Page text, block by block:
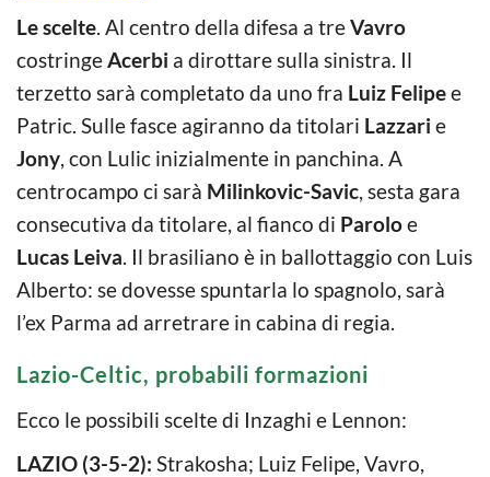
Le scelte. Al centro della difesa a treVavro
costringeAcerbi a dirottare sulla sinistra. Il
terzetto sarà completato da uno fra Luiz Felipee
Patric. Sulle fasce agiranno da titolari Lazzari e
Jony, con Lulic inizialmente in panchina. A
centrocampo ci sarà Milinkovic-Savic, sesta gara
consecutiva da titolare, al fianco di Paroloe
Lucas Leiva. Il brasiliano è in ballottaggio con Luis
Alberto: se dovesse spuntarla lo spagnolo, sarà
l’ex Parma ad arretrare in cabina di regia.
Lazio-Celtic, probabili formazioni
Ecco le possibili scelte di Inzaghi e Lennon:
LAZIO (3-5-2): Strakosha; Luiz Felipe, Vavro,